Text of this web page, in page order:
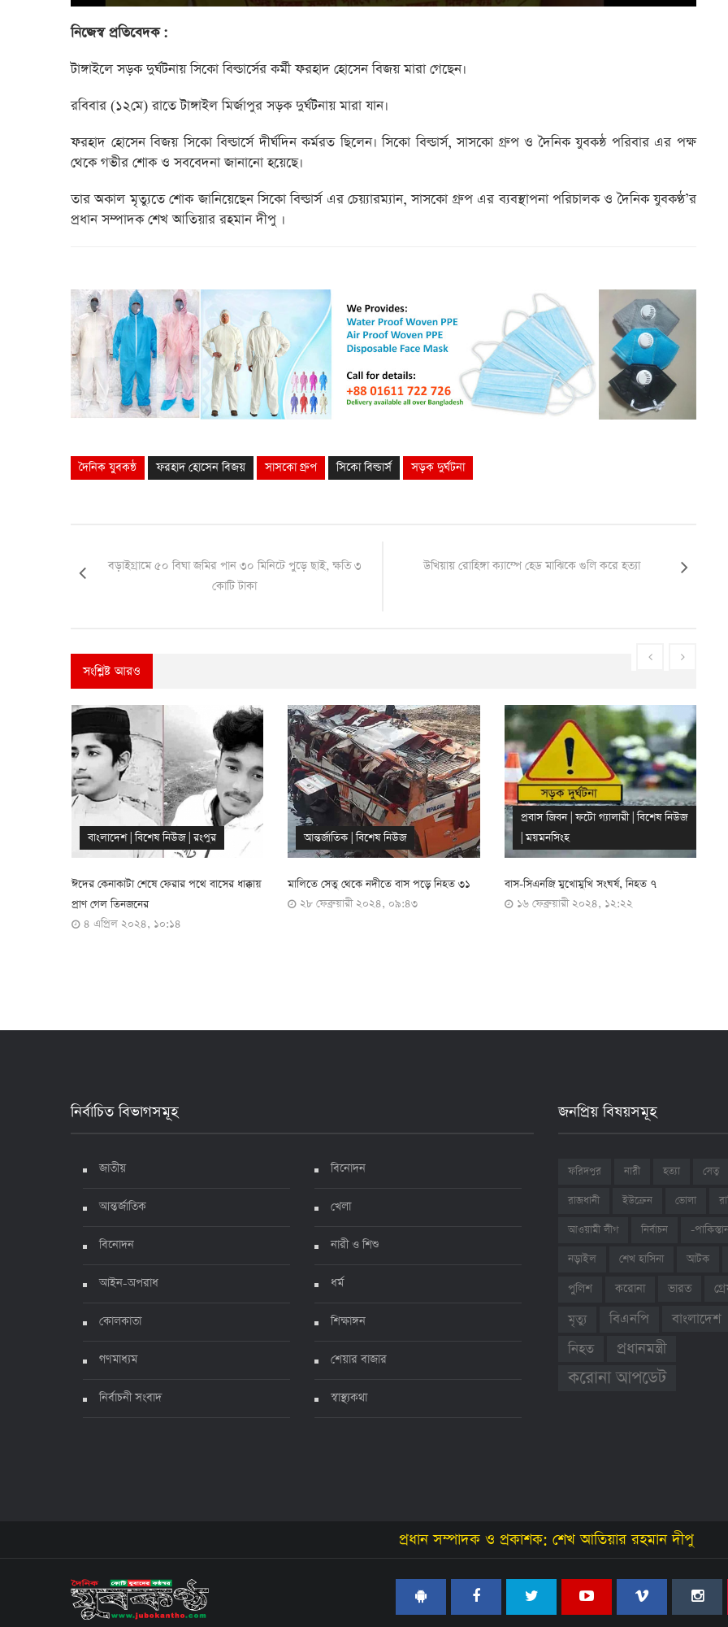
নিজেস্ব প্রতিবেদক :
টাঙ্গাইলে সড়ক দুর্ঘটনায় সিকো বিল্ডার্সের কর্মী ফরহাদ হোসেন বিজয় মারা গেছেন।
রবিবার (১২মে) রাতে টাঙ্গাইল মির্জাপুর সড়ক দুর্ঘটনায় মারা যান।
ফরহাদ হোসেন বিজয় সিকো বিল্ডার্সে দীর্ঘদিন কর্মরত ছিলেন। সিকো বিল্ডার্স, সাসকো গ্রুপ ও দৈনিক যুবকন্ঠ পরিবার এর পক্ষ
থেকে গভীর শোক ও সববেদনা জানানো হয়েছে।
তার অকাল মৃত্যুতে শোক জানিয়েছেন সিকো বিল্ডার্স এর চেয়্যারম্যান, সাসকো গ্রুপ এর ব্যবস্থাপনা পরিচালক ও দৈনিক যুবকণ্ঠ’র
প্রধান সম্পাদক শেখ আতিয়ার রহমান দীপু ।
দৈনিক যুবকন্ঠ ফরহাদ হোসেন বিজয় সাসকো গ্রুপ সিকো বিল্ডার্স সড়ক দুর্ঘটনা
বড়াইগ্রামে ৫০ বিঘা জমির পান ৩০ মিনিটে পুড়ে ছাই, ক্ষতি ৩
কোটি টাকা
উখিয়ায় রোহিঙ্গা ক্যাম্পে হেড মাঝিকে গুলি করে হত্যা
সংশ্লিষ্ট আরও
আন্তর্জাতিক |বিশেষ নিউজ
মালিতে সেতু থেকে নদীতে বাস পড়ে নিহত ৩১
২৮ ফেব্রুয়ারী ২০২৪, ০৯:৪৩
প্রবাস জিবন|ফটো গ্যালারী|বিশেষ নিউজ
|ময়মনসিংহ
বাস-সিএনজি মুখোমুখি সংঘর্ষ, নিহত ৭
১৬ ফেব্রুয়ারী ২০২৪, ১২:২২
অন্যান্য
ডুমুরিয়ায় ট্রাক-ইজিবাইক সংঘর্ষে নিহত ৫
১০ ফেব্রুয়ারী ২০২৪, ১৮:০১
নির্বাচিত বিভাগসমূহ
জাতীয়
আন্তর্জাতিক
বিনোদন
আইন-অপরাধ
কোলকাতা
গণমাধ্যম
নির্বাচনী সংবাদ
বিনোদন
খেলা
নারী ও শিশু
ধর্ম
শিক্ষাঙ্গন
শেয়ার বাজার
স্বাস্থ্যকথা
জনপ্রিয় বিষয়সমূহ
ফরিদপুর নারী হত্যা সেতু
রাজধানী ইউক্রেন ভোলা
আওয়ামী লীগ
নির্বাচন
-
নড়াইল
শেখ হাসিনা আটক
পুলিশ
করোনা ভারত
মৃত্যু
বিএনপি
বাংলাদেশ
নিহত
প্রধানমন্ত্রী
করোনা আপডেট
প্রধান সম্পাদক ও প্রকাশক: শেখ আতিয়ার রহমান দীপু